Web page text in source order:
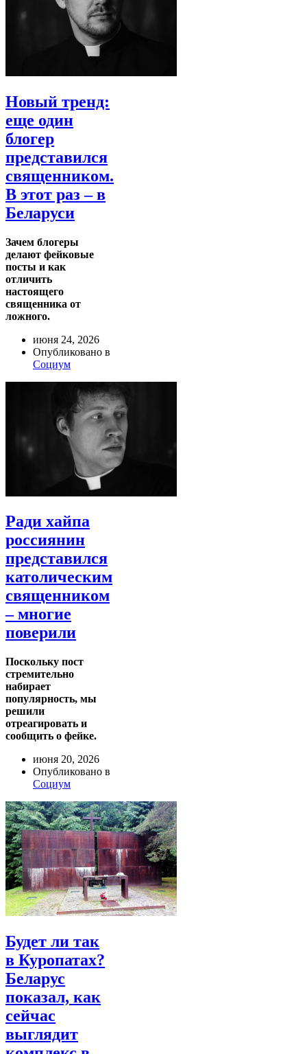
Новый тренд:
еще один
блогер
представился
священником.
В этот раз – в
Беларуси
Зачем блогеры
делают фейковые
посты и как
отличить
настоящего
священника от
ложного.
июня 24, 2026
Опубликовано в
Социум
Ради хайпа
россиянин
представился
католическим
священником
– многие
поверили
Поскольку пост
стремительно
набирает
популярность, мы
решили
отреагировать и
сообщить о фейке.
июня 20, 2026
Опубликовано в
Социум
Будет ли так
в Куропатах?
Беларус
показал, как
сейчас
выглядит